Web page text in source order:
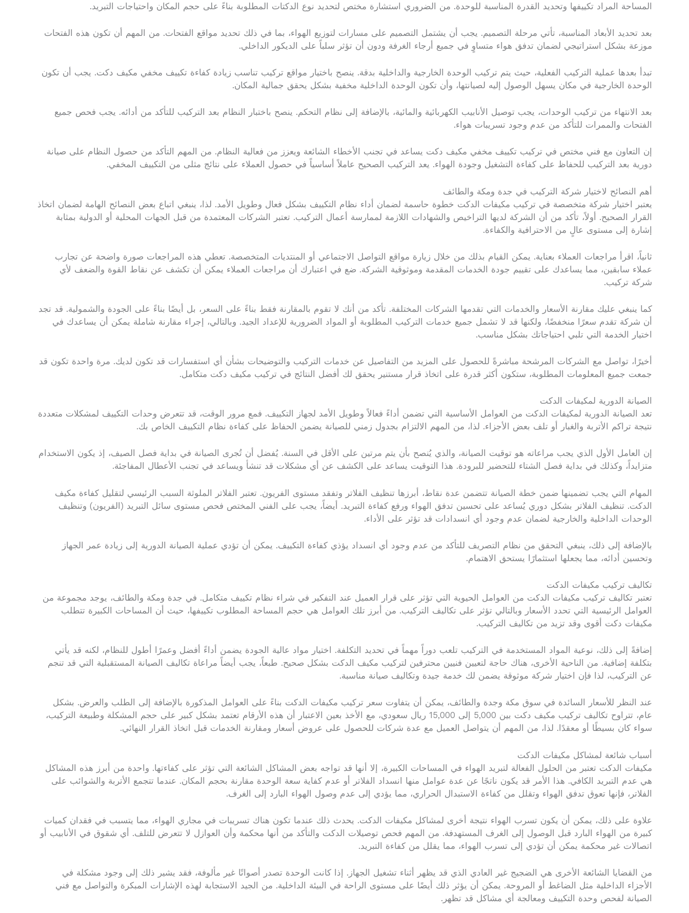
المساحة المراد تكييفها وتحديد القدرة المناسبة للوحدة. من الضروري استشارة مختص لتحديد نوع الدكتات المطلوبة بناءً على حجم المكان واحتياجات التبريد.
بعد تحديد الأبعاد المناسبة، تأتي مرحلة التصميم. يجب أن يشتمل التصميم على مسارات لتوزيع الهواء، بما في ذلك تحديد مواقع الفتحات. من المهم أن تكون هذه الفتحات
موزعة بشكل استراتيجي لضمان تدفق هواء متساوٍ في جميع أرجاء الغرفة ودون أن تؤثر سلباً على الديكور الداخلي.
تبدأ بعدها عملية التركيب الفعلية، حيث يتم تركيب الوحدة الخارجية والداخلية بدقة. ينصح باختيار مواقع تركيب تناسب زيادة كفاءة تكييف مخفي مكيف دكت. يجب أن تكون
الوحدة الخارجية في مكان يسهل الوصول إليه لصيانتها، وأن تكون الوحدة الداخلية مخفية بشكل يحقق جمالية المكان.
بعد الانتهاء من تركيب الوحدات، يجب توصيل الأنابيب الكهربائية والمائية، بالإضافة إلى نظام التحكم. ينصح باختبار النظام بعد التركيب للتأكد من أدائه. يجب فحص جميع
الفتحات والممرات للتأكد من عدم وجود تسريبات هواء.
إن التعاون مع فني مختص في تركيب تكييف مخفي مكيف دكت يساعد في تجنب الأخطاء الشائعة ويعزز من فعالية النظام. من المهم التأكد من حصول النظام على صيانة
دورية بعد التركيب للحفاظ على كفاءة التشغيل وجودة الهواء. يعد التركيب الصحيح عاملاً أساسياً في حصول العملاء على نتائج مثلى من التكييف المخفي.
أهم النصائح لاختيار شركة التركيب في جدة ومكة والطائف
يعتبر اختيار شركة متخصصة في تركيب مكيفات الدكت خطوة حاسمة لضمان أداء نظام التكييف بشكل فعال وطويل الأمد. لذا، ينبغي اتباع بعض النصائح الهامة لضمان اتخاذ
القرار الصحيح. أولاً، تأكد من أن الشركة لديها التراخيص والشهادات اللازمة لممارسة أعمال التركيب. تعتبر الشركات المعتمدة من قبل الجهات المحلية أو الدولية بمثابة
إشارة إلى مستوى عالٍ من الاحترافية والكفاءة.
ثانياً، اقرأ مراجعات العملاء بعناية. يمكن القيام بذلك من خلال زيارة مواقع التواصل الاجتماعي أو المنتديات المتخصصة. تعطي هذه المراجعات صورة واضحة عن تجارب
عملاء سابقين، مما يساعدك على تقييم جودة الخدمات المقدمة وموثوقية الشركة. ضع في اعتبارك أن مراجعات العملاء يمكن أن تكشف عن نقاط القوة والضعف لأي
شركة تركيب.
كما ينبغي عليك مقارنة الأسعار والخدمات التي تقدمها الشركات المختلفة. تأكد من أنك لا تقوم بالمقارنة فقط بناءً على السعر، بل أيضًا بناءً على الجودة والشمولية. قد تجد
أن شركة تقدم سعرًا منخفضًا، ولكنها قد لا تشمل جميع خدمات التركيب المطلوبة أو المواد الضرورية للإعداد الجيد. وبالتالي، إجراء مقارنة شاملة يمكن أن يساعدك في
اختيار الخدمة التي تلبي احتياجاتك بشكل مناسب.
أخيرًا، تواصل مع الشركات المرشحة مباشرةً للحصول على المزيد من التفاصيل عن خدمات التركيب والتوضيحات بشأن أي استفسارات قد تكون لديك. مرة واحدة تكون قد
جمعت جميع المعلومات المطلوبة، ستكون أكثر قدرة على اتخاذ قرار مستنير يحقق لك أفضل النتائج في تركيب مكيف دكت متكامل.
الصيانة الدورية لمكيفات الدكت
تعد الصيانة الدورية لمكيفات الدكت من العوامل الأساسية التي تضمن أداءً فعالاً وطويل الأمد لجهاز التكييف. فمع مرور الوقت، قد تتعرض وحدات التكييف لمشكلات متعددة
نتيجة تراكم الأتربة والغبار أو تلف بعض الأجزاء. لذا، من المهم الالتزام بجدول زمني للصيانة يضمن الحفاظ على كفاءة نظام التكييف الخاص بك.
إن العامل الأول الذي يجب مراعاته هو توقيت الصيانة، والذي يُنصح بأن يتم مرتين على الأقل في السنة. يُفضل أن تُجرى الصيانة في بداية فصل الصيف، إذ يكون الاستخدام
متزايداً، وكذلك في بداية فصل الشتاء للتحضير للبرودة. هذا التوقيت يساعد على الكشف عن أي مشكلات قد تنشأ ويساعد في تجنب الأعطال المفاجئة.
المهام التي يجب تضمينها ضمن خطة الصيانة تتضمن عدة نقاط، أبرزها تنظيف الفلاتر وتفقد مستوى الفريون. تعتبر الفلاتر الملوثة السبب الرئيسي لتقليل كفاءة مكيف
الدكت. تنظيف الفلاتر بشكل دوري يُساعد على تحسين تدفق الهواء ورفع كفاءة التبريد. أيضاً، يجب على الفني المختص فحص مستوى سائل التبريد (الفريون) وتنظيف
الوحدات الداخلية والخارجية لضمان عدم وجود أي انسدادات قد تؤثر على الأداء.
بالإضافة إلى ذلك، ينبغي التحقق من نظام التصريف للتأكد من عدم وجود أي انسداد يؤذي كفاءة التكييف. يمكن أن تؤدي عملية الصيانة الدورية إلى زيادة عمر الجهاز
وتحسين أدائه، مما يجعلها استثمارًا يستحق الاهتمام.
تكاليف تركيب مكيفات الدكت
تعتبر تكاليف تركيب مكيفات الدكت من العوامل الحيوية التي تؤثر على قرار العميل عند التفكير في شراء نظام تكييف متكامل. في جدة ومكة والطائف، يوجد مجموعة من
العوامل الرئيسية التي تحدد الأسعار وبالتالي تؤثر على تكاليف التركيب. من أبرز تلك العوامل هي حجم المساحة المطلوب تكييفها، حيث أن المساحات الكبيرة تتطلب
مكيفات دكت أقوى وقد تزيد من تكاليف التركيب.
إضافةً إلى ذلك، نوعية المواد المستخدمة في التركيب تلعب دوراً مهماً في تحديد التكلفة. اختيار مواد عالية الجودة يضمن أداءً أفضل وعمرًا أطول للنظام، لكنه قد يأتي
بتكلفة إضافية. من الناحية الأخرى، هناك حاجة لتعيين فنيين محترفين لتركيب مكيف الدكت بشكل صحيح. طبعاً، يجب أيضاً مراعاة تكاليف الصيانة المستقبلية التي قد تنجم
عن التركيب، لذا فإن اختيار شركة موثوقة يضمن لك خدمة جيدة وتكاليف صيانة مناسبة.
عند النظر للأسعار السائدة في سوق مكة وجدة والطائف، يمكن أن يتفاوت سعر تركيب مكيفات الدكت بناءً على العوامل المذكورة بالإضافة إلى الطلب والعرض. بشكل
عام، تتراوح تكاليف تركيب مكيف دكت بين 5,000 إلى 15,000 ريال سعودي، مع الأخذ بعين الاعتبار أن هذه الأرقام تعتمد بشكل كبير على حجم المشكلة وطبيعة التركيب،
سواء كان بسيطًا أو معقدًا. لذا، من المهم أن يتواصل العميل مع عدة شركات للحصول على عروض أسعار ومقارنة الخدمات قبل اتخاذ القرار النهائي.
أسباب شائعة لمشاكل مكيفات الدكت
مكيفات الدكت تعتبر من الحلول الفعالة لتبريد الهواء في المساحات الكبيرة، إلا أنها قد تواجه بعض المشاكل الشائعة التي تؤثر على كفاءتها. واحدة من أبرز هذه المشاكل
هي عدم التبريد الكافي. هذا الأمر قد يكون ناتجًا عن عدة عوامل منها انسداد الفلاتر أو عدم كفاية سعة الوحدة مقارنة بحجم المكان. عندما تتجمع الأتربة والشوائب على
الفلاتر، فإنها تعوق تدفق الهواء وتقلل من كفاءة الاستبدال الحراري، مما يؤدي إلى عدم وصول الهواء البارد إلى الغرف.
علاوة على ذلك، يمكن أن يكون تسرب الهواء نتيجة أخرى لمشاكل مكيفات الدكت. يحدث ذلك عندما تكون هناك تسريبات في مجاري الهواء، مما يتسبب في فقدان كميات
كبيرة من الهواء البارد قبل الوصول إلى الغرف المستهدفة. من المهم فحص توصيلات الدكت والتأكد من أنها محكمة وأن العوازل لا تتعرض للتلف. أي شقوق في الأنابيب أو
اتصالات غير محكمة يمكن أن تؤدي إلى تسرب الهواء، مما يقلل من كفاءة التبريد.
من القضايا الشائعة الأخرى هي الضجيج غير العادي الذي قد يظهر أثناء تشغيل الجهاز. إذا كانت الوحدة تصدر أصواتًا غير مألوفة، فقد يشير ذلك إلى وجود مشكلة في
الأجزاء الداخلية مثل الضاغط أو المروحة. يمكن أن يؤثر ذلك أيضًا على مستوى الراحة في البيئة الداخلية. من الجيد الاستجابة لهذه الإشارات المبكرة والتواصل مع فني
الصيانة لفحص وحدة التكييف ومعالجة أي مشاكل قد تظهر.